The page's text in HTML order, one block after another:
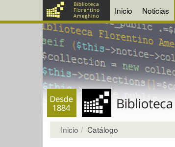
Inicio Noticias
Inicio Catálogo